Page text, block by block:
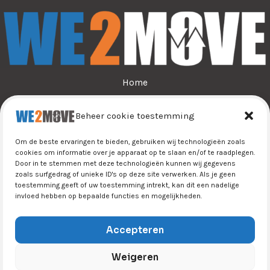
Beheer cookie toestemming
Om de beste ervaringen te bieden, gebruiken wij technologieën zoals
cookies om informatie over je apparaat op te slaan en/of te raadplegen.
Door in te stemmen met deze technologieën kunnen wij gegevens
zoals surfgedrag of unieke ID's op deze site verwerken. Als je geen
toestemming geeft of uw toestemming intrekt, kan dit een nadelige
invloed hebben op bepaalde functies en mogelijkheden.
Accepteren
Weigeren
Home
Sporten
Tijn&Do
Winkel
Contact